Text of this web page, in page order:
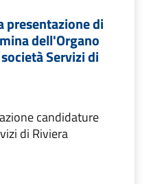
presentazione di
dell'Organo
Servizi di
candidature
di Riviera